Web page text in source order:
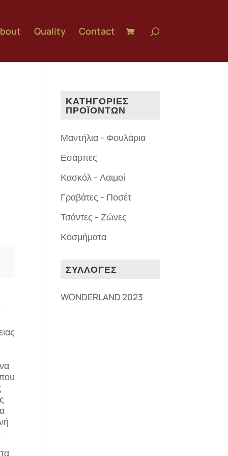
Quality Contact
ΚΑΤΗΓΟΡΙΕΣ
ΠΡΟΪΟΝΤΩΝ
Μαντήλια - Φουλάρια
Εσάρπες
Κασκόλ - Λαιμοί
Γραβάτες - Ποσέτ
Τσάντες - Ζώνες
Κοσμήματα
ΣΥΛΛΟΓΕΣ
WONDERLAND 2023